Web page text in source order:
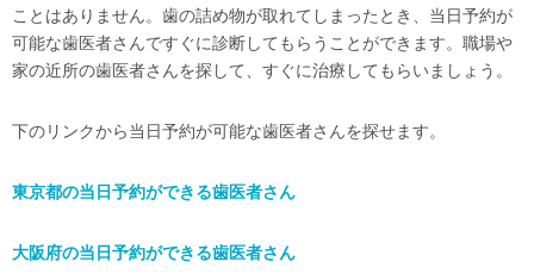
ことはありません。歯の詰め物が取れてしまったとき、当日予約が
可能な歯医者さんですぐに診断してもらうことができます。職場や
家の近所の歯医者さんを探して、すぐに治療してもらいましょう。
下のリンクから当日予約が可能な歯医者さんを探せます。
東京都の当日予約ができる歯医者さん
大阪府の当日予約ができる歯医者さん